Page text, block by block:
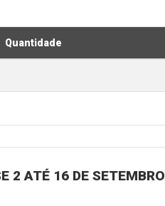
Quantidade
2 ATÉ 16 DE SETEMBRO